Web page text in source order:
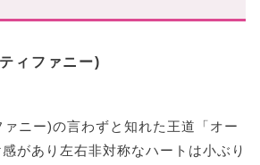
ィファニー)
ニー)の言わずと知れた王道「オー
があり左右非対称なハートは小ぶり